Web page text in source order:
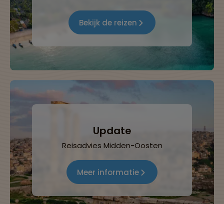
Bekijk de reizen
Update
Reisadvies Midden-Oosten
Meer informatie